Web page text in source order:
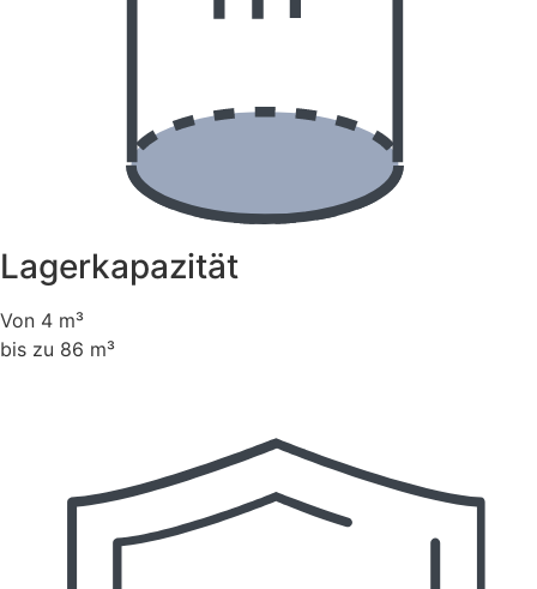
Lagerkapazität
Von 4 m³
bis zu 86 m³